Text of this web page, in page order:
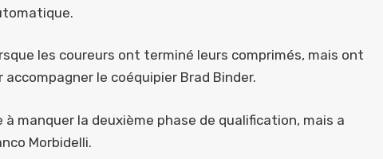
les coureurs ont terminé leurs comprimés, mais ont
le coéquipier Brad Binder.
manquer la deuxième phase de qualification, mais a
Morbidelli.